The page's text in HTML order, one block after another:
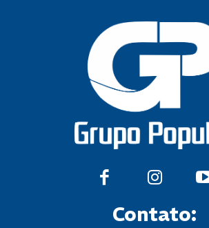
Contato: